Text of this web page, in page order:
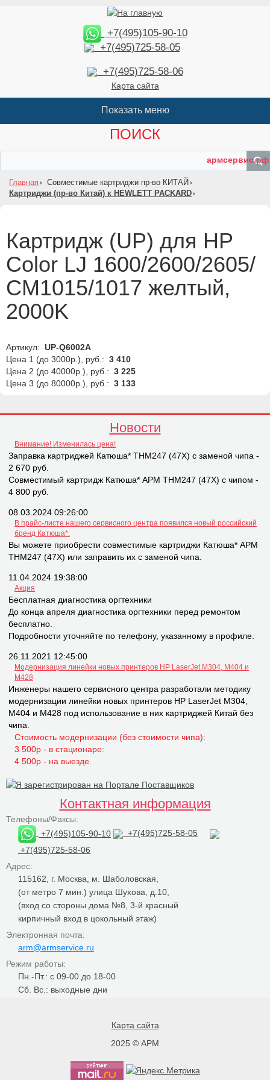
+7(495)105-90-10
+7(495)725-58-05
+7(495)725-58-06
Карта сайта
ПОИСК
армсервис.рф
Главная
Совместимые картриджи пр-во КИТАЙ
Картриджи (пр-во Китай) к HEWLETT PACKARD
Картридж (UP) для HP
Color LJ 1600/2600/2605/
СМ1015/1017 желтый,
2000K
Артикул: UP-Q6002A
Цена 1 (до 3000р.), руб.: 3 410
Цена 2 (до 40000р.), руб.: 3 225
Цена 3 (до 80000р.), руб.: 3 133
Новости
Внимание! Изменилась цена!
Заправка картриджей Катюша* THM247 (47X) с заменой чипа -
2 670 руб.
Совместимый картридж Катюша* APM THM247 (47X) с чипом -
4 800 руб.
08.03.2024 09:26:00
В прайс-листе нашего сервисного центра появился новый российский
бренд Катюша*.
Вы можете приобрести совместимые картриджи Катюша* APM
THM247 (47X) или заправить их с заменой чипа.
11.04.2024 19:38:00
Акция
Бесплатная диагностика оргтехники
До конца апреля диагностика оргтехники перед ремонтом
бесплатно.
Подробности уточняйте по телефону, указанному в профиле.
26.11.2021 12:45:00
Модернизация линейки новых принтеров НР LaserJet M304, M404 и
M428
Инженеры нашего сервисного центра разработали методику
модернизации линейки новых принтеров НР LaserJet M304,
M404 и M428 под использование в них картриджей Китай без
чипа.
Стоимость модернизации (без стоимости чипа):
3 500р - в стационаре:
4 500р - на выезде.
Контактная информация
Телефоны/Факсы:
+7(495)105-90-10
+7(495)725-58-05
+7(495)725-58-06
Адрес:
115162, г. Москва, м. Шаболовская,
(от метро 7 мин.) улица Шухова, д.10,
(вход со стороны дома №8, 3-й красный
кирпичный вход в цокольный этаж)
Электронная почта:
arm@armservice.ru
Режим работы:
Пн.-Пт.: с 09-00 до 18-00
Сб. Вс.: выходные дни
Карта сайта
2025 © АРМ